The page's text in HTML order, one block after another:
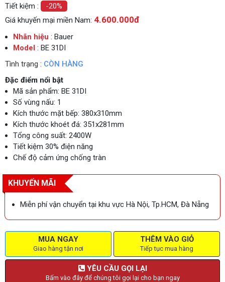
Tiết kiệm :
-20%
Giá khuyến mại miền Nam: 4.600.000đ
Nhãn hiệu : Bauer
Model : BE 31DI
Tình trạng : CÒN HÀNG
Đặc điểm nổi bật
Mã sản phẩm: BE 31DI
Số vùng nấu: 1
Kích thước mặt bếp: 380x310mm
Kích thước khoét đá: 351x281mm
Tổng công suất: 2400W
Tiết kiệm 30% điện năng
Chế độ cảm ứng chống tràn
KHUYẾN MÃI
Miễn phí vận chuyển tại khu vực Hà Nội, Tp.HCM, Đà Nẵng
MUA NGAY
Giao hàng tận nơi
THÊM VÀO GIỎ
Tiếp tục mua hàng
YÊU CẦU GỌI LẠI
Bấm vào đây để chúng tôi gọi lại cho bạn ngay